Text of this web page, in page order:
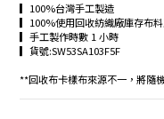
▎100%台灣手工製造
▎100%使用回收紡織廠庫存布
▎手工製作時數 1 小時
▎貨號:SW53SA103F5F
**回收布卡樣布來源不一，將隨